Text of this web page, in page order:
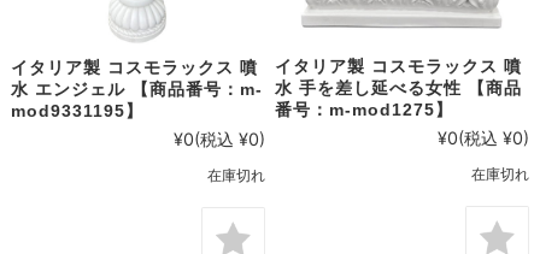
イタリア製 コスモラックス 噴
水 エンジェル 【商品番号：m-
mod9331195】
¥0(税込 ¥0)
在庫切れ
イタリア製 コスモラックス 噴
水 手を差し延べる女性 【商品
番号：m-mod1275】
¥0(税込 ¥0)
在庫切れ